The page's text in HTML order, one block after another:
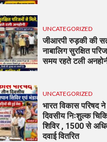
UNCATEGORIZED
जीआरपी रुड़की की
नाबालिग सुरक्षित
समय रहते टली
UNCATEGORIZED
भारत विकास परिषद
दिवसीय निःशुल्क
शिविर , 1500 से
दवाई वितरित